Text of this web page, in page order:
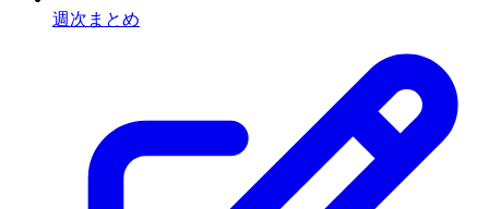
週次まとめ